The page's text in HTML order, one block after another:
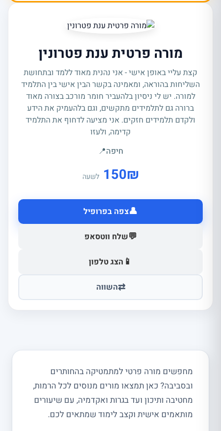
מורה פרטית ענת פטרונין
קצת עליי באופן אישי - אני נהנית מאוד ללמד ובתחושת
השליחות בהוראה, ומאמינה בקשר הבין אישי בין התלמיד
למורה. יש לי ניסיון בלהעביר חומר מורכב בצורה מאוד
ברורה גם לתלמידים מתקשים, וגם בלהעמיק את הידע
ולקדם תלמידים חזקים. אני מציעה לדחוף את התלמיד
קדימה, ולעזו
חיפה📍
₪
150 לשעה
👤צפה בפרופיל
💬שלח ווטסאפ
📱 הצג טלפון
⇄השווה
מחפשים מורה פרטי למתמטיקה בהחותרים
ובסביבה? כאן תמצאו מורים מנוסים לכל הרמות,
מחטיבה ותיכון ועד בגרות ואקדמיה, עם שיעורים
מותאמים אישית וקצב לימוד שמתאים לכם.